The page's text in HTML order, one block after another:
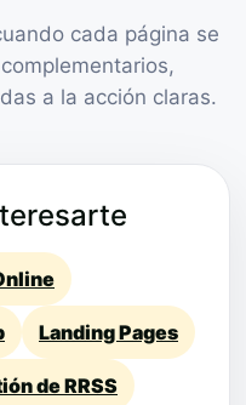
cada página se
a la acción claras.
Landing Pages
de RRSS